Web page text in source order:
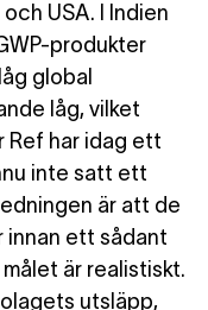
USA. I Indien
produkter
global
låg, vilket
Ref har idag ett
inte satt ett
är att de
innan ett sådant
är realistiskt.
utsläpp,